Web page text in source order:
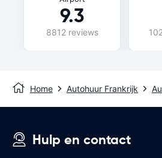
9.3
8812 reviews
Home Autohuur Frankrijk
Hulp en contact